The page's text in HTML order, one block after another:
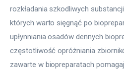
rozkładania szkodliwych
których warto sięgnąć po
upłynniania osadów dennych
częstotliwość opróżniania
zawarte w biopreparatach